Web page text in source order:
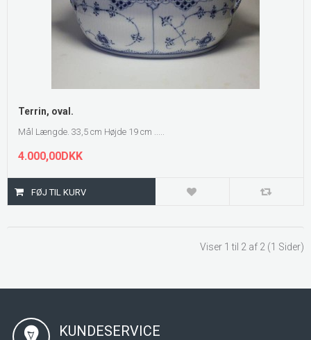
Terrin, oval.
Mål Længde. 33,5 cm Højde 19 cm .....
4.000,00DKK
Viser 1 til 2 af 2 (1 Sider)
KUNDESERVICE